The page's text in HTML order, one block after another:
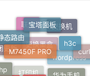
更换墨盒
wordpress
更新
联想 交换机
curl
态路由
宝塔面板
h3c
华为手机
清零
M7450F PRO